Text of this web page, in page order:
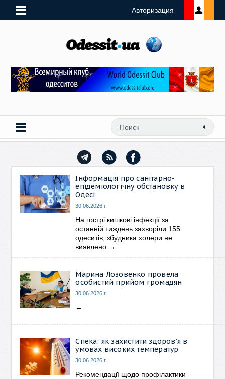
Авторизация
Інформація про санітарно-
епідеміологічну обстановку в
Одесі
30.06.2026 г.
На гострі кишкові інфекції за
останній тиждень захворіли 155
одеситів, збудника холери не
виявлено →
Марина Лозовенко провела
особистий прийом громадян
30.06.2026 г.
→
Спека: як захистити здоров’я в
умовах високих температур
30.06.2026 г.
Рекомендації щодо профілактики